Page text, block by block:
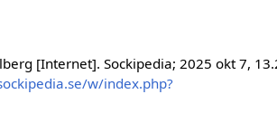
[Internet]. Sockipedia; 2025 okt 7,
w/index.php?